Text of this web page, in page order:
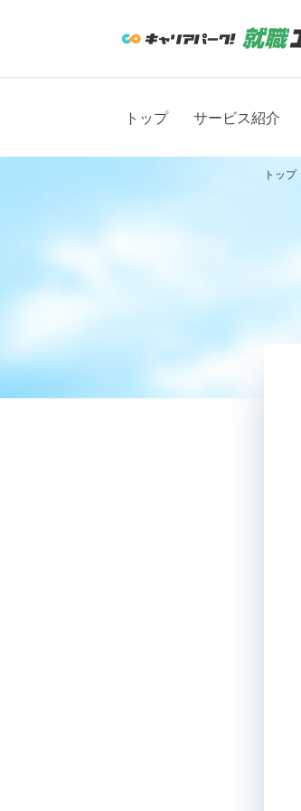
トップ サービス紹介
トップ